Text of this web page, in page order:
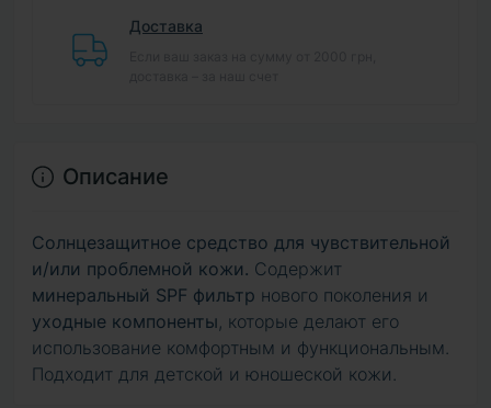
Доставка
Описание
Солнцезащитное средство для чувствительной
и/или проблемной кожи. Содержит
минеральный SPF фильтр нового поколения и
уходные компоненты, которые делают его
использование комфортным и функциональным.
Подходит для детской и юношеской кожи.